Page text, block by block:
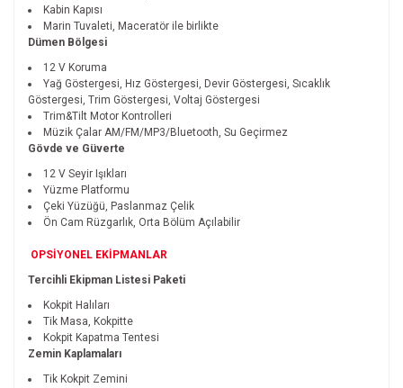
Kabin Kapısı
Marin Tuvaleti, Maceratör ile birlikte
Dümen Bölgesi
12 V Koruma
Yağ Göstergesi, Hız Göstergesi, Devir Göstergesi, Sıcaklık
Göstergesi, Trim Göstergesi, Voltaj Göstergesi
Trim&Tilt Motor Kontrolleri
Müzik Çalar AM/FM/MP3/Bluetooth, Su Geçirmez
Gövde ve Güverte
12 V Seyir Işıkları
Yüzme Platformu
Çeki Yüzüğü, Paslanmaz Çelik
Ön Cam Rüzgarlık, Orta Bölüm Açılabilir
OPSİYONEL EKİPMANLAR
Tercihli Ekipman Listesi Paketi
Kokpit Halıları
Tik Masa, Kokpitte
Kokpit Kapatma Tentesi
Zemin Kaplamaları
Tik Kokpit Zemini